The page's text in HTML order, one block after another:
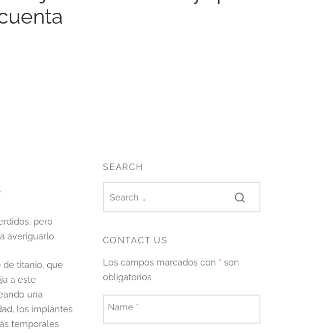
pero
averiguarlo.
de titanio, que
a este
una
los implantes
temporales
SEARCH
CONTACT US
Los campos marcados con * son
obligatorios
Name *